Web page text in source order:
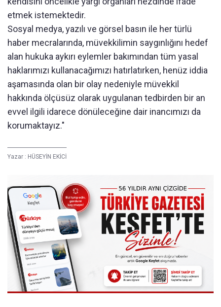
etmek istemektedir.
Sosyal medya, yazılı ve görsel basın ile her türlü
haber mecralarında, müvekkilimin saygınlığını hedef
alan hukuka aykırı eylemler bakımından tüm yasal
haklarımızı kullanacağımızı hatırlatırken, henüz iddia
aşamasında olan bir olay nedeniyle müvekkil
hakkında ölçüsüz olarak uygulanan tedbirden bir an
evvel ilgili idarece dönüleceğine dair inancımızı da
korumaktayız."
Yazar : HÜSEYİN EKİCİ